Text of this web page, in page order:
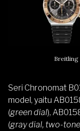
Breitling
Seri Chronomat
model, yaitu
(green dial),
(gray dial, two-